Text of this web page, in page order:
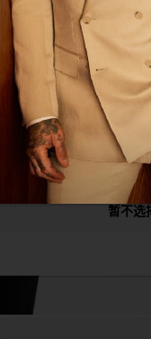
策 更多
的
暂不选